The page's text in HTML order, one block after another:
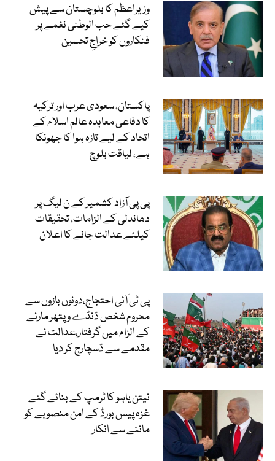
وزیراعظم کا بلوچستان سے پیش
کیے گئے حب الوطنی نغمے پر
فنکاروں کو خراجِ تحسین
پاکستان، سعودی عرب اور ترکیہ
کا دفاعی معاہدہ عالم اسلام کے
اتحاد کے لیے تازہ ہوا کا جھونکا
ہے، لیاقت بلوچ
پی پی آزاد کشمیر کے ن لیگ پر
دھاندلی کے الزامات، تحقیقات
کیلئے عدالت جانے کا اعلان
پی ٹی آئی احتجاج،دونوں بازوں سے
محروم شخص ڈنڈے و پتھر مارنے
کے الزام میں گرفتار،عدالت نے
مقدمے سے ڈسچارج کر دیا
نیتن یاہو کا ٹرمپ کے بنائے گئے
غزہ پیس بورڈ کے امن منصوبے کو
ماننے سے انکار